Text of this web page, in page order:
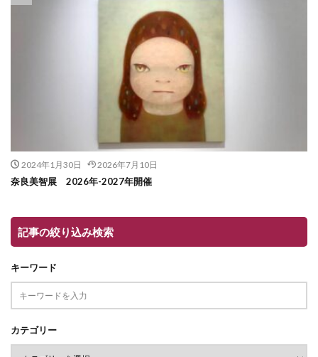
2024年1月30日 2026年7月10日
奈良美智展 2026年-2027年開催
記事の絞り込み検索
キーワード
カテゴリー